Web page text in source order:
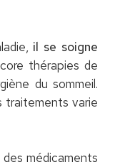
il se soigne
thérapies de
du sommeil.
traitements varie
médicaments